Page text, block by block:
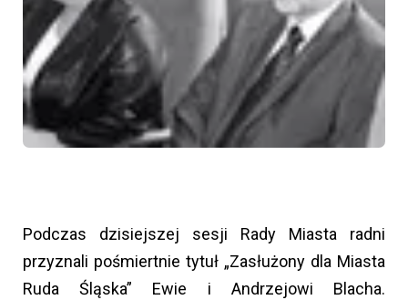
Podczas dzisiejszej sesji Rady Miasta radni
przyznali pośmiertnie tytuł „Zasłużony dla Miasta
Ruda Śląska” Ewie i Andrzejowi Blacha.